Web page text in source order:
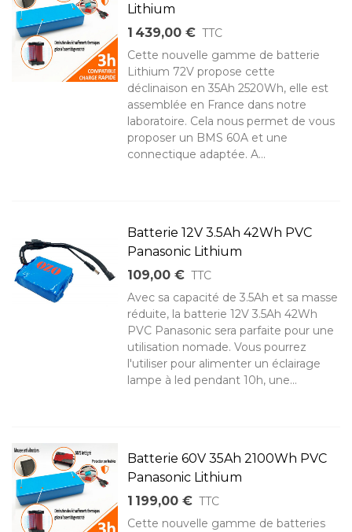
Lithium
1 439,00 € TTC
Cette nouvelle gamme de batterie
Lithium 72V propose cette
déclinaison en 35Ah 2520Wh, elle est
assemblée en France dans notre
laboratoire. Cela nous permet de vous
proposer un BMS 60A et une
connectique adaptée. A...
Batterie 12V 3.5Ah 42Wh PVC
Panasonic Lithium
109,00 € TTC
Avec sa capacité de 3.5Ah et sa masse
réduite, la batterie 12V 3.5Ah 42Wh
PVC Panasonic sera parfaite pour une
utilisation nomade. Vous pourrez
l'utiliser pour alimenter un éclairage
lampe à led pendant 10h, une...
Batterie 60V 35Ah 2100Wh PVC
Panasonic Lithium
1 199,00 € TTC
Cette nouvelle gamme de batteries